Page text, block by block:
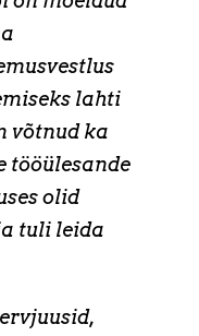
lahti
võtnud ka
tööülesande
olid
tuli leida